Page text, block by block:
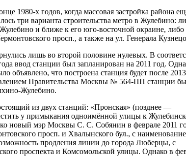
1980-х годов, когда массовая застройка района
три варианта строительства метро в Жулебино:
и ближе к его юго-восточной окраине, либо
просп., а также на ул. Генерала
лишь во второй половине нулевых. В
ввод станции был запланирован на 2011 год.
объявлено, что построена станция будет после
Правительства Москвы № 564-ПП станции
Жулебино.
из двух станций: «Пронская» (позднее —
у примыкания одноимённой улицы к
новый мэр Москвы С. С. Собянин в феврале 2011
просп. и Хвалынского бул., с
продления линии до города Люберцы, с
проспекта и Комсомольской улицы. Однако в